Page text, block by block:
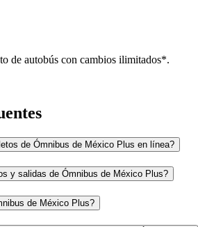
de autobús con cambios ilimitados*.
de Ómnibus de México Plus en línea?
y salidas de Ómnibus de México Plus?
de México Plus?